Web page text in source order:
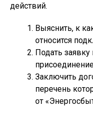
действий.
Выяснить, к
относится
Подать заявку
Заключить
перечень
от